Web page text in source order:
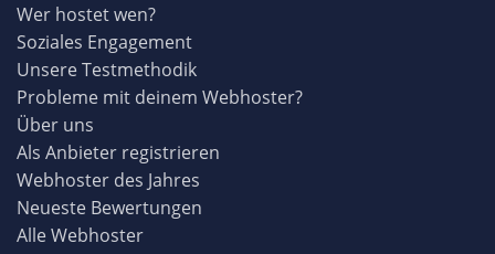
Wer hostet wen?
Soziales Engagement
Unsere Testmethodik
Probleme mit deinem Webhoster?
Über uns
Als Anbieter registrieren
Webhoster des Jahres
Neueste Bewertungen
Alle Webhoster